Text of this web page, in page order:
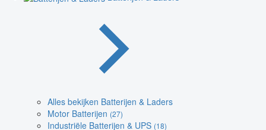
Alles bekijken Batterijen & Laders
Motor Batterijen (27)
Industriële Batterijen & UPS (18)